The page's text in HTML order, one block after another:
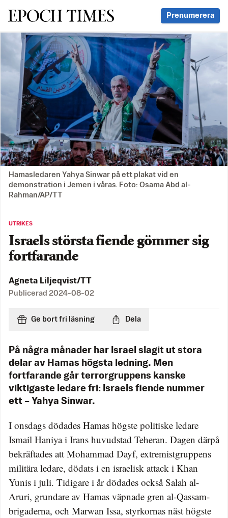
Svenska Epoch Times Prenumerera
Hamasledaren Yahya Sinwar på ett plakat vid en
demonstration i Jemen i våras. Foto: Osama Abd al-
Rahman/AP/TT
UTRIKES
Israels största fiende gömmer sig
fortfarande
Agneta Liljeqvist/TT
Publicerad 2024-08-02
Ge bort fri läsning Dela
På några månader har Israel slagit ut stora
delar av Hamas högsta ledning. Men
fortfarande går terrorgruppens kanske
viktigaste ledare fri: Israels fiende nummer
ett – Yahya Sinwar.
I onsdags dödades Hamas högste politiske ledare
Ismail Haniya i Irans huvudstad Teheran. Dagen därpå
bekräftades att Mohammad Dayf, extremistgruppens
militära ledare, dödats i en israelisk attack i Khan
Yunis i juli. Tidigare i år dödades också Salah al-
Aruri, grundare av Hamas väpnade gren al-Qassam-
brigaderna, och Marwan Issa, styrkornas näst högste